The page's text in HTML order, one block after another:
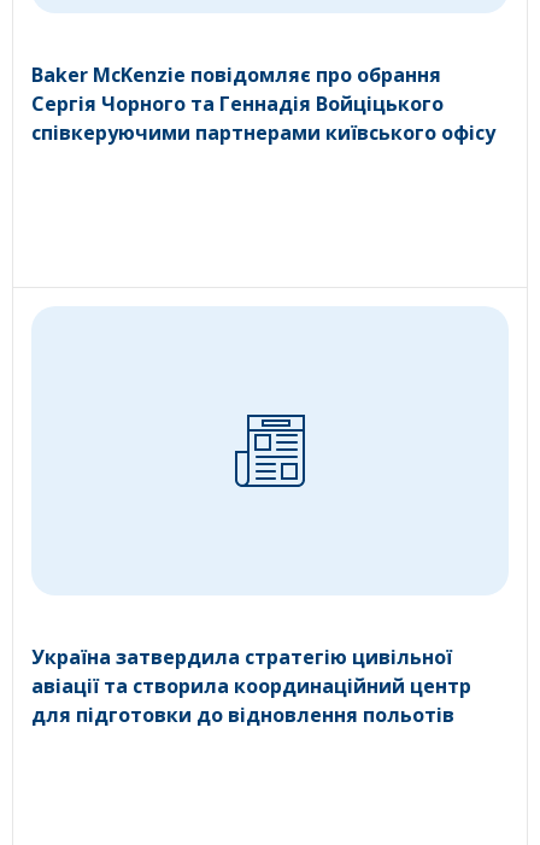
Baker McKenzie повідомляє про обрання
Сергія Чорного та Геннадія Войціцького
співкеруючими партнерами київського офісу
Україна затвердила стратегію цивільної
авіації та створила координаційний центр
для підготовки до відновлення польотів